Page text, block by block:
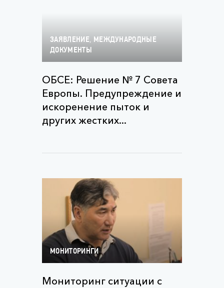
ЗАЯВЛЕНИЕ, МЕЖДУНАРОДНЫЕ
ДОКУМЕНТЫ
ОБСЕ: Решение № 7 Совета
Европы. Предупреждение и
искоренение пыток и
других жестких...
МОНИТОРИНГИ
Мониторинг ситуации с